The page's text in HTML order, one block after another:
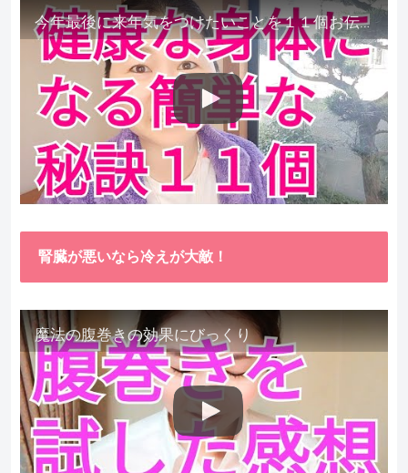
今年最後に来年気をつけたいことを１１個お伝えします。
腎臓が悪いなら冷えが大敵！
魔法の腹巻きの効果にびっくり